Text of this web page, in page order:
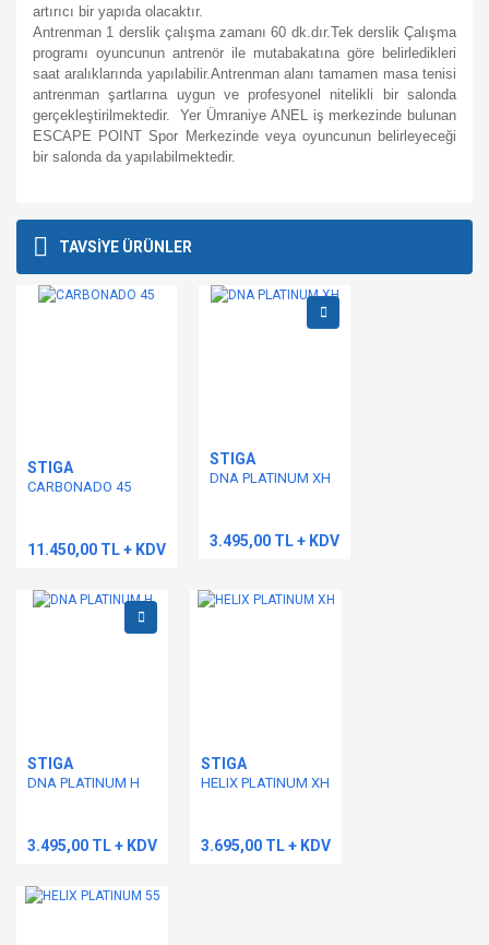
artırıcı bir yapıda olacaktır.
Antrenman 1 derslik çalışma zamanı 60 dk.dır.Tek derslik Çalışma
programı oyuncunun antrenör ile mutabakatına göre belirledikleri
saat aralıklarında yapılabilir.Antrenman alanı tamamen masa tenisi
antrenman şartlarına uygun ve profesyonel nitelikli bir salonda
gerçekleştirilmektedir. Yer Ümraniye ANEL iş merkezinde bulunan
ESCAPE POINT Spor Merkezinde veya oyuncunun belirleyeceği
bir salonda da yapılabilmektedir.
Bu ürüne ilk yorumu siz yapın!
kullanarak tarafımıza iletebilirsiniz.
Görüş ve önerileriniz için teşekkür ederiz.
Ürün resmi kalitesiz, bozuk veya görüntülenemiyor.
Bu ürüne benzer farklı alternatifler olmalı.
Gönder
TAVSİYE ÜRÜNLER
STIGA
CARBONADO 45
11.450,00 TL + KDV
STIGA
DNA PLATINUM XH
3.495,00 TL + KDV
STIGA
DNA PLATINUM H
3.495,00 TL + KDV
STIGA
HELIX PLATINUM XH
3.695,00 TL + KDV